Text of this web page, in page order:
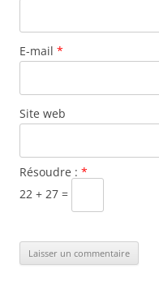
E-mail *
Site web
Résoudre : *
22 + 27 =